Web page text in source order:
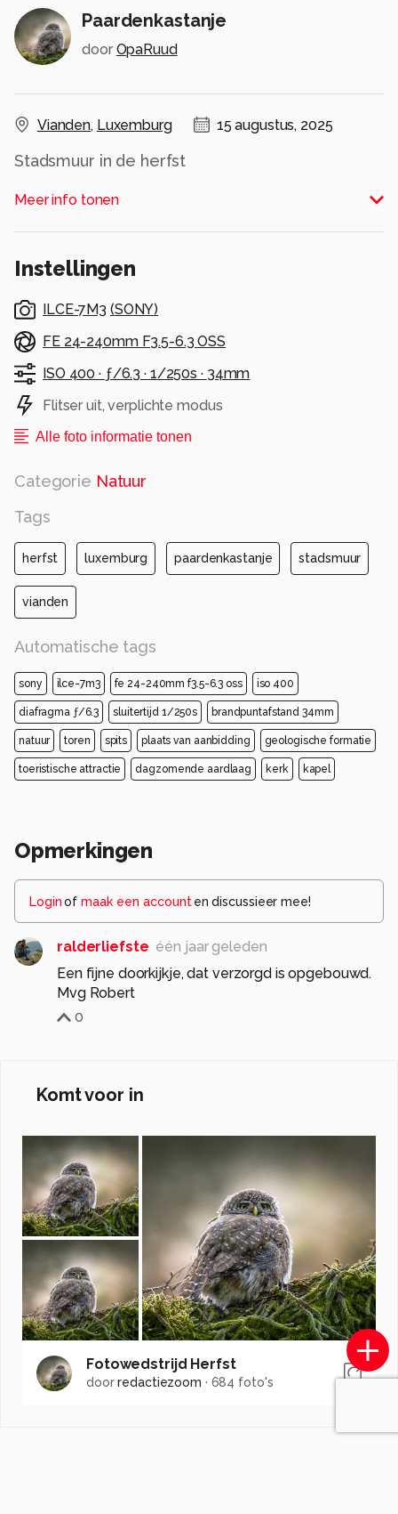
Paardenkastanje
door OpaRuud
Vianden, Luxemburg 15 augustus, 2025
Stadsmuur in de herfst
Alle rechten voorbehouden
Meer info tonen
Instellingen
ILCE-7M3 (SONY)
FE 24-240mm F3.5-6.3 OSS
ISO 400 · ƒ/6.3 · 1/250s · 34mm
Flitser uit, verplichte modus
Alle foto informatie tonen
Categorie Natuur
Tags
herfst luxemburg paardenkastanje stadsmuur
vianden
Automatische tags
sony ilce-7m3 fe 24-240mm f3.5-6.3 oss iso 400
diafragma ƒ/6.3 sluitertijd 1/250s brandpuntafstand 34mm
natuur toren spits plaats van aanbidding geologische formatie
toeristische attractie dagzomende aardlaag kerk kapel
Opmerkingen
Loginof maak een account en discussieer mee!
ralderliefste één jaar geleden
Een fijne doorkijkje, dat verzorgd is opgebouwd.
Mvg Robert
0
Komt voor in
Fotowedstrijd Herfst
doorredactiezoom · 684 foto's